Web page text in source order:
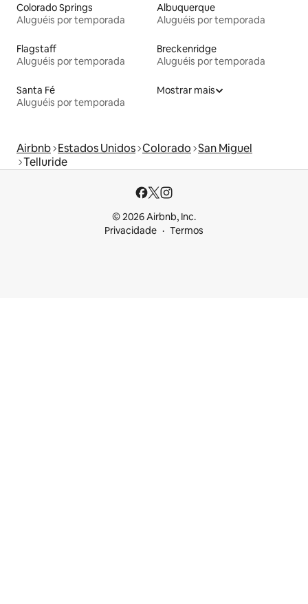
Colorado Springs
Aluguéis por temporada
Albuquerque
Aluguéis por temporada
Flagstaff
Aluguéis por temporada
Breckenridge
Aluguéis por temporada
Santa Fé
Aluguéis por temporada
Mostrar mais
Airbnb Estados Unidos Colorado San Miguel
Telluride
© 2026 Airbnb, Inc.
Privacidade
Termos